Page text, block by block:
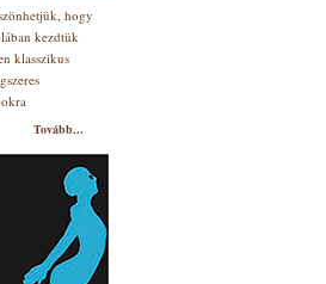
hogy
kezdtük
klasszikus
Tovább...